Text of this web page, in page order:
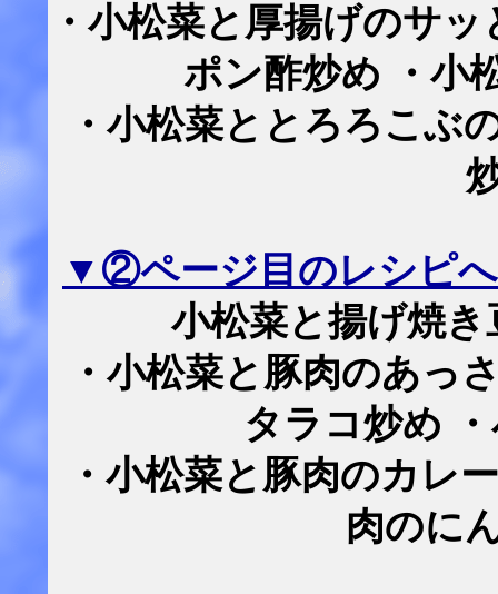
・小松菜と厚揚げのサ
ポン酢炒め ・小
・小松菜ととろろこぶ
▼②ページ目のレシピへ
小松菜と揚げ焼
・小松菜と豚肉のあっ
タラコ炒め
・小松菜と豚肉のカレ
肉のに